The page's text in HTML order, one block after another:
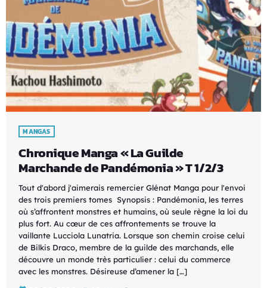
MANGAS
Chronique Manga « La Guilde
Marchande de Pandémonia » T 1/2/3
Tout d'abord j'aimerais remercier Glénat Manga pour l'envoi
des trois premiers tomes Synopsis : Pandémonia, les terres
où s’affrontent monstres et humains, où seule règne la loi du
plus fort. Au cœur de ces affrontements se trouve la
vaillante Lucciola Lunatria. Lorsque son chemin croise celui
de Bilkis Draco, membre de la guilde des marchands, elle
découvre un monde très particulier : celui du commerce
avec les monstres. Désireuse d’amener la […]